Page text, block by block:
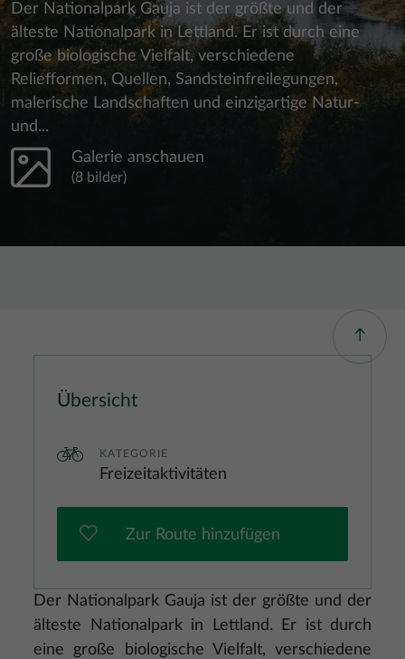
Der Nationalpark Gauja ist der größte und der
älteste Nationalpark in Lettland. Er ist durch eine
große biologische Vielfalt, verschiedene
Reliefformen, Quellen, Sandsteinfreilegungen,
malerische Landschaften und einzigartige Natur-
und...
Galerie anschauen
(8 bilder)
Der Nationalpark Gauja ist der größte und der
älteste Nationalpark in Lettland. Er ist durch
eine große biologische Vielfalt, verschiedene
Übersicht
KATEGORIE
Freizeitaktivitäten
Zur Route hinzufügen